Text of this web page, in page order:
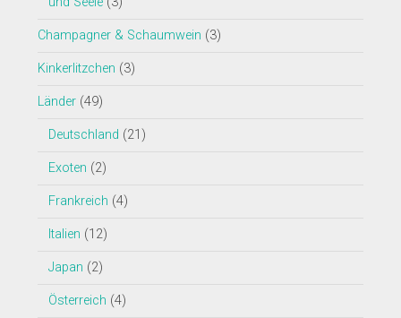
Champagner & Schaumwein (3)
Kinkerlitzchen (3)
Länder(49)
Deutschland (21)
Exoten (2)
Frankreich (4)
Italien (12)
Japan (2)
Österreich (4)